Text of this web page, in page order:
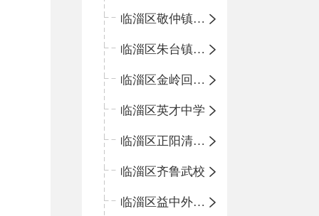
临淄区敬仲镇中心学校
临淄区朱台镇中心学校
临淄区金岭回族镇中心学校
临淄区英才中学
临淄区正阳清北实验学校
临淄区齐鲁武校
临淄区益中外语学校